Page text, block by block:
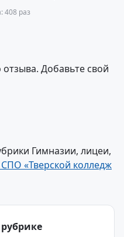
408 раз
Добавьте свой
Гимназии, лицеи,
«Тверской колледж